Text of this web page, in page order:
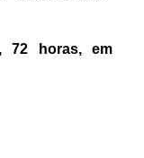
72 horas, em